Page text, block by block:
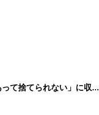
て捨てられない」に収納